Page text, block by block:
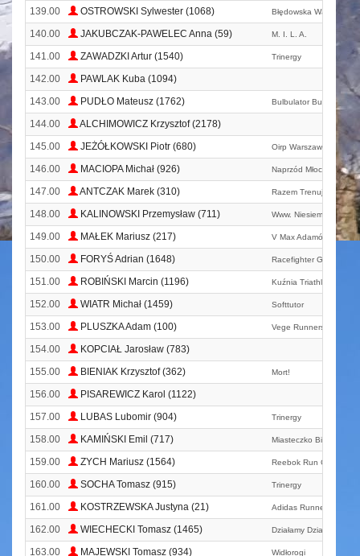
139.00
OSTROWSKI Sylwester (1068) Błędowska Wataha
140.00 JAKUBCZAK-PAWELEC Anna (59) M. I. L. A.
141.00 ZAWADZKI Artur (1540) Trinergy
142.00
PAWLAK Kuba (1094)
143.00
PUDŁO Mateusz (1762) Bulbulator Bul Bul
144.00
ALCHIMOWICZ Krzysztof (2178)
145.00
JEŻÓŁKOWSKI Piotr (680) Oirp Warszawa
146.00 MACIOPA Michał (926) Naprzód Młociny
147.00 ANTCZAK Marek (310) Razem Trenujemy Sport
148.00 KALINOWSKI Przemysław (711) Www.
149.00 MAŁEK Mariusz (217) V Max Adamów
150.00 FORYŚ Adrian (1648) Racefighter Gosir Dębe
151.00 ROBIŃSKI Marcin (1196) Kuźnia Triathlonu
152.00 WIATR Michał (1459) Softtutor
153.00 PLUSZKA Adam (100) Vege Runners
154.00
KOPCIAŁ Jarosław (783)
155.00
BIENIAK Krzysztof (362) Mort!
156.00
PISAREWICZ Karol (1122)
157.00
LUBAS Lubomir (904) Trinergy
158.00 KAMIŃSKI Emil (717) Miasteczko Biegaczy
159.00 ZYCH Mariusz (1564) Reebok Run Crew
160.00 SOCHA Tomasz (915) Trinergy
161.00 KOSTRZEWSKA Justyna (21) Adidas Runners
162.00 WIECHECKI Tomasz (1465) Działamy Działamy
163.00 MAJEWSKI Tomasz (934) Widłorogi